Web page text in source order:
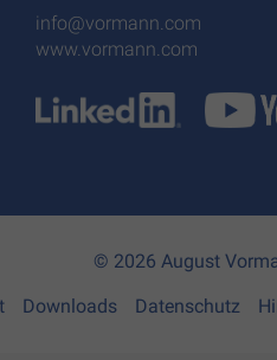
info@vormann.com
www.vormann.com
© 2026 August
Downloads Datenschutz